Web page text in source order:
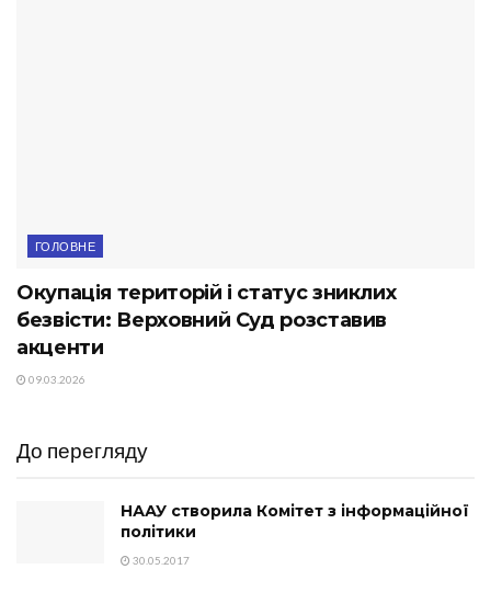
ГОЛОВНЕ
Окупація територій і статус зниклих
безвісти: Верховний Суд розставив
акценти
09.03.2026
До перегляду
НААУ створила Комітет з інформаційної
політики
30.05.2017